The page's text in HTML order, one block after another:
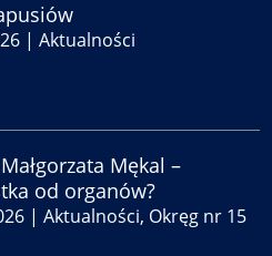
|Aktualności
Mękal –
od organów?
|Aktualności, Okręg nr 15